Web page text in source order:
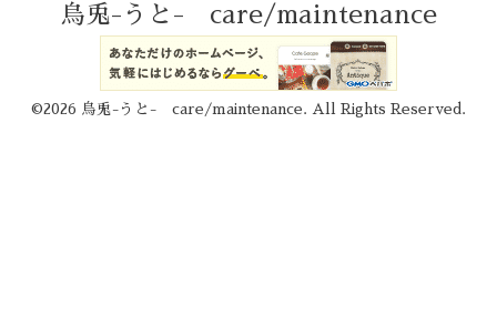
烏兎-うと- care/maintenance
©2026 烏兎-うと- care/maintenance . All Rights Reserved.